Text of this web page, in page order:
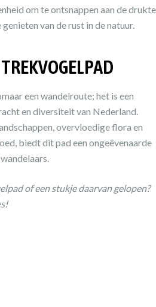
om te ontsnappen aan de drukte
van de rust in de natuur.
een wandelroute; het is een
en diversiteit van Nederland.
overvloedige flora en
biedt dit pad een ongeëvenaarde
of een stukje daarvan gelopen?